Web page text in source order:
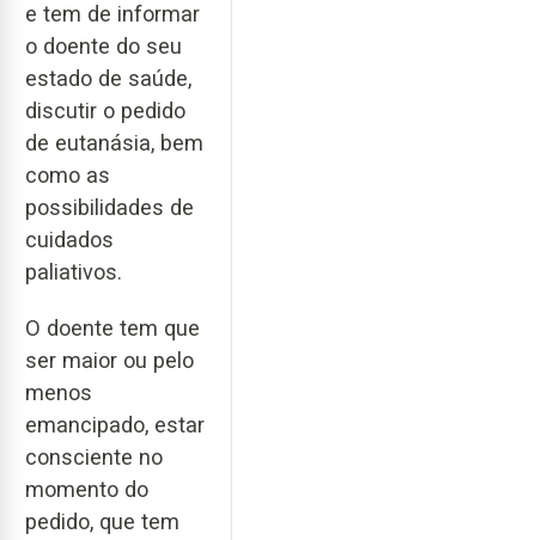
e tem de informar
o doente do seu
estado de saúde,
discutir o pedido
de eutanásia, bem
como as
possibilidades de
cuidados
paliativos.
O doente tem que
ser maior ou pelo
menos
emancipado, estar
consciente no
momento do
pedido, que tem